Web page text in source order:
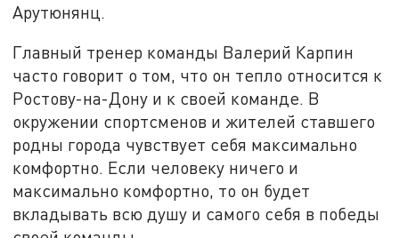
Арутюнянц.
Главный тренер команды Валерий Карпин
часто говорит о том, что он тепло относится к
Ростову-на-Дону и к своей команде. В
окружении спортсменов и жителей ставшего
родны города чувствует себя максимально
комфортно. Если человеку ничего и
максимально комфортно, то он будет
вкладывать всю душу и самого себя в победы